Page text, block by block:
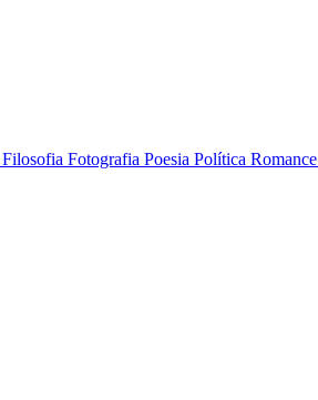
Filosofia Fotografia Poesia Política Romance